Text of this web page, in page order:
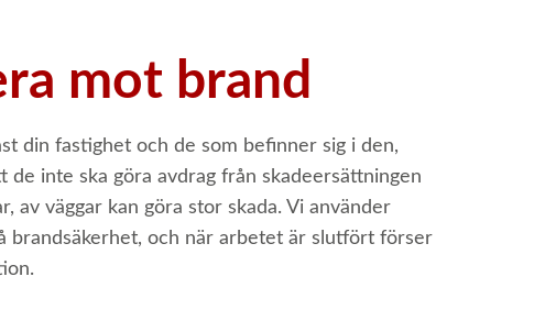
mot brand
din fastighet och de som befinner sig i den,
inte ska göra avdrag från skadeersättningen
av väggar kan göra stor skada. Vi använder
brandsäkerhet, och när arbetet är slutfört förser